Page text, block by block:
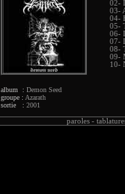
album : Demon Seed
groupe : Azarath
sortie : 2001
02-
03-
04-
05-
06-
07-
08-
09-
10-
paroles -